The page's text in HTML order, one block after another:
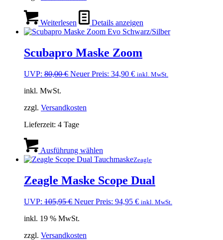
Weiterlesen Details anzeigen
Scubapro Maske Zoom
UVP: 80,00€ Ursprünglicher
Neuer Preis: 34,90 €Aktueller
inkl. MwSt.
inkl. MwSt.
zzgl. Versandkosten
Lieferzeit: 4 Tage
Ausführung wählen
weist
Varianten
auf.
Optionen
Zeagle
Zeagle Maske Scope Dual
UVP: 105,95€ Ursprünglicher
war:
Neuer Preis: 94,95 €Aktueller
inkl. MwSt.
inkl. 19 % MwSt.
zzgl. Versandkosten